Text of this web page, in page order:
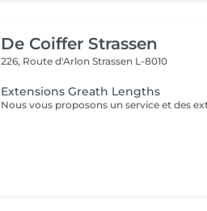
De Coiffer Strassen
226, Route d'ArlonStrassen L-8010
Extensions Greath Lengths